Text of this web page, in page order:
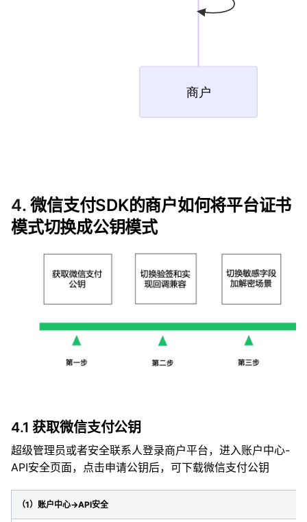
4.微信支付SDK的商户如何将平台证书
模式切换成公钥模式
4.1 获取微信支付公钥
超级管理员或者安全联系人登录商户平台，进入账户中心-
API安全页面，点击申请公钥后，可下载微信支付公钥
（1）账户中心->API安全